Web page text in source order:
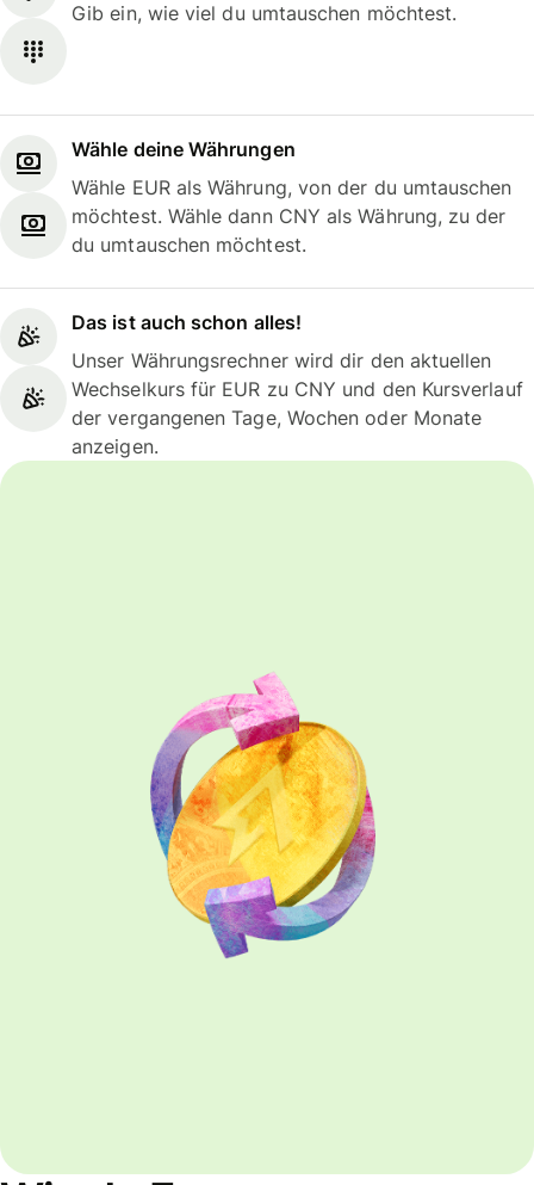
Gib ein, wie viel du umtauschen möchtest.
Wähle deine Währungen
Wähle EUR als Währung, von der du umtauschen
möchtest. Wähle dann CNY als Währung, zu der
du umtauschen möchtest.
Das ist auch schon alles!
Unser Währungsrechner wird dir den aktuellen
Wechselkurs für EUR zu CNY und den Kursverlauf
der vergangenen Tage, Wochen oder Monate
anzeigen.